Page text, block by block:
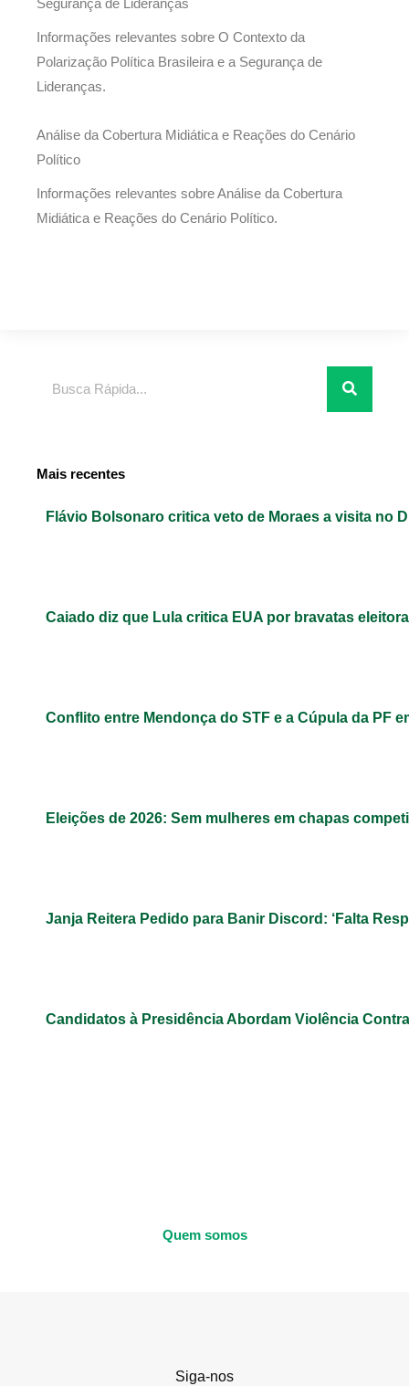
Segurança de Lideranças
Informações relevantes sobre O Contexto da
Polarização Política Brasileira e a Segurança de
Lideranças.
Análise da Cobertura Midiática e Reações do Cenário
Político
Informações relevantes sobre Análise da Cobertura
Midiática e Reações do Cenário Político.
Mais recentes
Flávio Bolsonaro critica veto de Moraes a visita no
Caiado diz que Lula critica EUA por bravatas
Conflito entre Mendonça do STF e a Cúpula da PF
Eleições de 2026: Sem mulheres em chapas
Janja Reitera Pedido para Banir Discord: ‘Falta
Candidatos à Presidência Abordam Violência
Quem somos
Siga-nos